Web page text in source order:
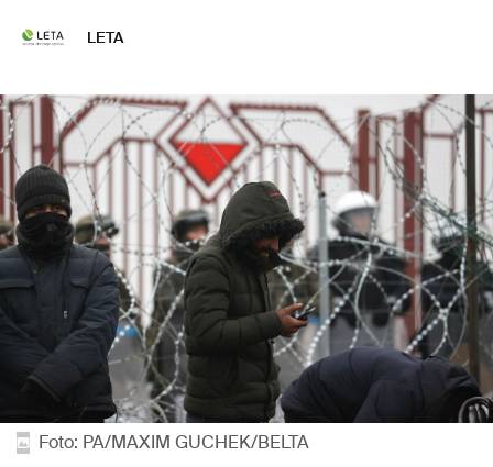
LETA
Foto: PA/MAXIM GUCHEK/BELTA